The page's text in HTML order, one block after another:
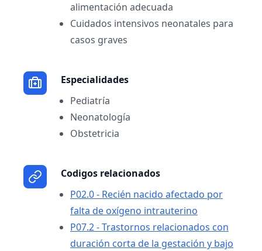
alimentación adecuada
Cuidados intensivos neonatales para
casos graves
Especialidades
Pediatría
Neonatología
Obstetricia
Codigos relacionados
P02.0 - Recién nacido afectado por
falta de oxígeno intrauterino
P07.2 - Trastornos relacionados con
duración corta de la gestación y bajo